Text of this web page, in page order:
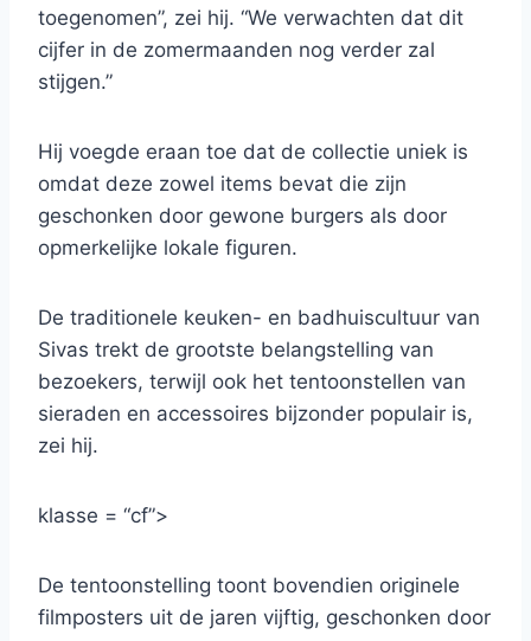
toegenomen”, zei hij. “We verwachten dat dit
cijfer in de zomermaanden nog verder zal
stijgen.”
Hij voegde eraan toe dat de collectie uniek is
omdat deze zowel items bevat die zijn
geschonken door gewone burgers als door
opmerkelijke lokale figuren.
De traditionele keuken- en badhuiscultuur van
Sivas trekt de grootste belangstelling van
bezoekers, terwijl ook het tentoonstellen van
sieraden en accessoires bijzonder populair is,
zei hij.
klasse = “cf”>
De tentoonstelling toont bovendien originele
filmposters uit de jaren vijftig, geschonken door